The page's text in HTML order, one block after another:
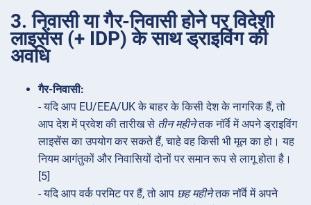
3. निवासी या गैर-निवासी होने पर विदेशी
लाइसेंस (+ IDP) के साथ ड्राइविंग की
अवधि
गैर-निवासी:
- यदि आप EU/EEA/UK के बाहर के किसी देश के नागरिक हैं, तो
आप देश में प्रवेश की तारीख से तीन महीनेतक नॉर्वे में अपने ड्राइविंग
लाइसेंस का उपयोग कर सकते हैं, चाहे वह किसी भी मूल का हो। यह
नियम आगंतुकों और निवासियों दोनों पर समान रूप से लागू होता है।
[5]
- यदि आप वर्क परमिट पर हैं, तो आप छह महीनेतक नॉर्वे में अपने